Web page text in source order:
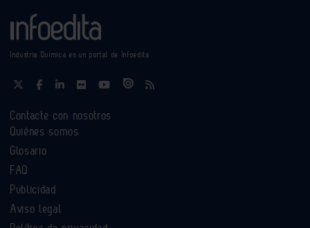
Industria Química es un portal de Infoedita
Contacte con nosotros
Quiénes somos
Glosario
FAQ
Publicidad
Aviso legal